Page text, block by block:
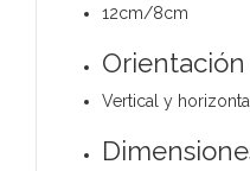
12cm/8cm
Vertical y horizontal